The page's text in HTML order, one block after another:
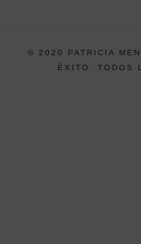
© 2020 PATRICIA
ÉXITO. TODOS